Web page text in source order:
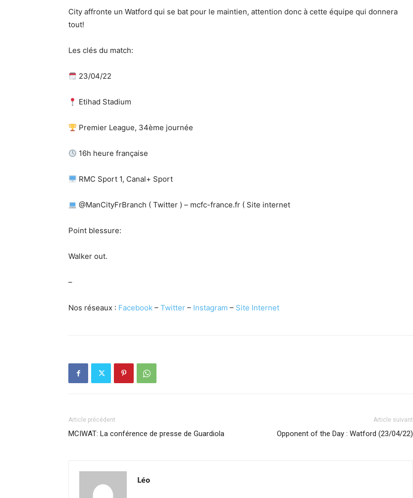
City affronte un Watford qui se bat pour le maintien, attention donc à cette équipe qui donnera
tout!
Les clés du match:
23/04/22
Etihad Stadium
Premier League, 34ème journée
16h heure française
RMC Sport 1, Canal+ Sport
@ManCityFrBranch ( Twitter ) – mcfc-france.fr ( Site internet
Point blessure:
Walker out.
–
Nos réseaux : Facebook – Twitter – Instagram – Site Internet
Article précédent
MCIWAT: La conférence de presse de Guardiola
Article suivant
Opponent of the Day : Watford (23/04/22)
Léo